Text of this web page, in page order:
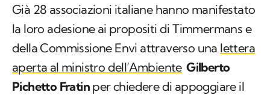
Già 28 associazioni italiane hanno manifestato
la loro adesione ai propositi di Timmermans e
della Commissione Envi attraverso una lettera
aperta al ministro dell’Ambiente Gilberto
Pichetto Fratin per chiedere di appoggiare il